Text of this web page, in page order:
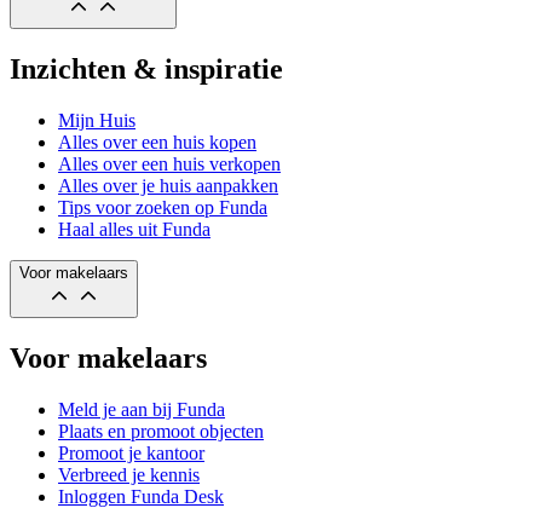
Inzichten & inspiratie
Mijn Huis
Alles over een huis kopen
Alles over een huis verkopen
Alles over je huis aanpakken
Tips voor zoeken op Funda
Haal alles uit Funda
Voor makelaars
Voor makelaars
Meld je aan bij Funda
Plaats en promoot objecten
Promoot je kantoor
Verbreed je kennis
Inloggen Funda Desk